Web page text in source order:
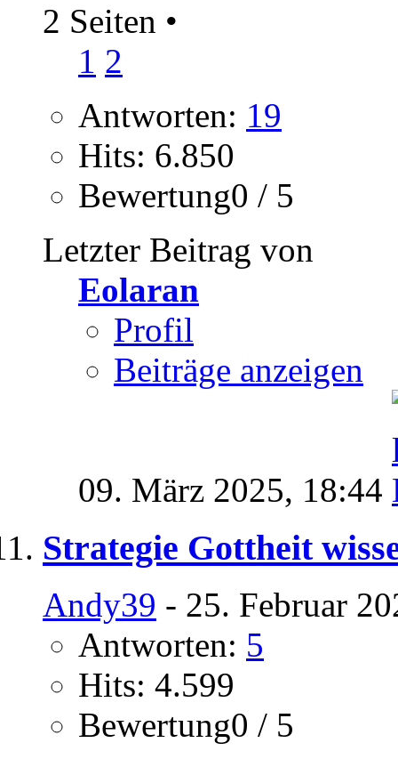
2 Seiten •
1 2
Antworten: 19
Hits: 6.850
Bewertung0 / 5
Letzter Beitrag von
Eolaran
Profil
Beiträge anzeigen
09. März 2025, 18:44
Strategie Gottheit
Andy39 - 25. Februar
Antworten: 5
Hits: 4.599
Bewertung0 / 5